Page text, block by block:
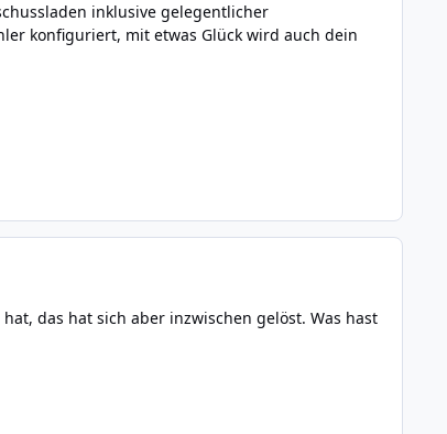
inklusive gelegentlicher
konfiguriert, mit etwas Glück wird auch dein
das hat sich aber inzwischen gelöst. Was hast